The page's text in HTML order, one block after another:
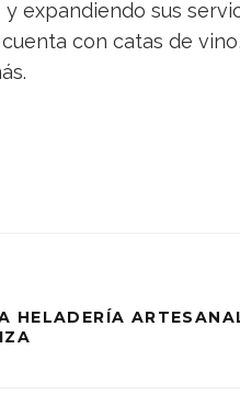
expandiendo sus
con catas de
HELADERÍA